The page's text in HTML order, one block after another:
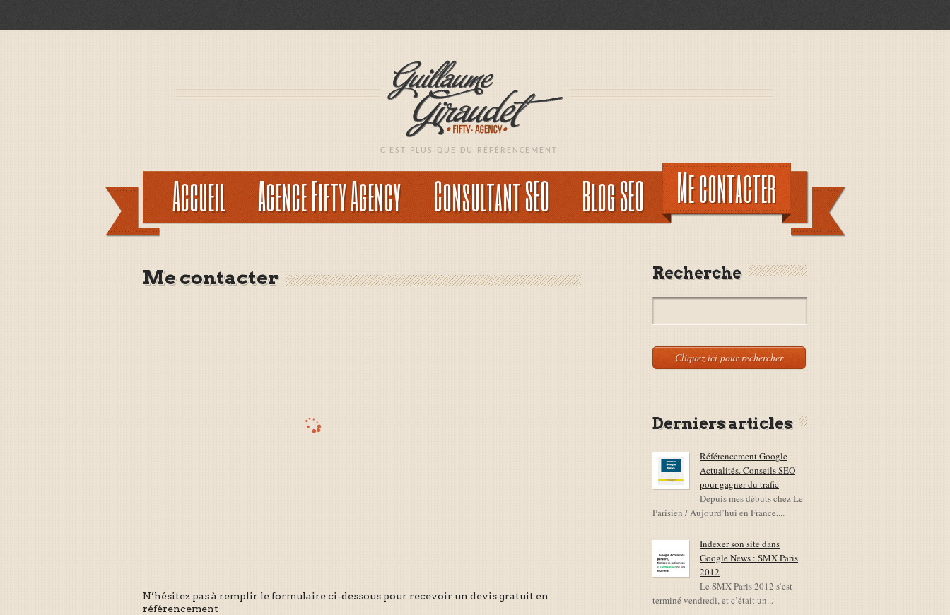
C'EST PLUS QUE DU RÉFÉRENCEMENT
Accueil Agence Fifty Agency Consultant SEO Blog SEO Me contacter
Me contacter
N’hésitez pas à remplir le formulaire ci-dessous pour recevoir un devis gratuit en
référencement
Recherche
Derniers articles
Référencement Google
Actualités. Conseils SEO
pour gagner du trafic
Depuis mes débuts chez Le
Parisien / Aujourd’hui en France,...
Indexer son site dans
Google News : SMX Paris
2012
Le SMX Paris 2012 s’est
terminé vendredi, et c’était un...